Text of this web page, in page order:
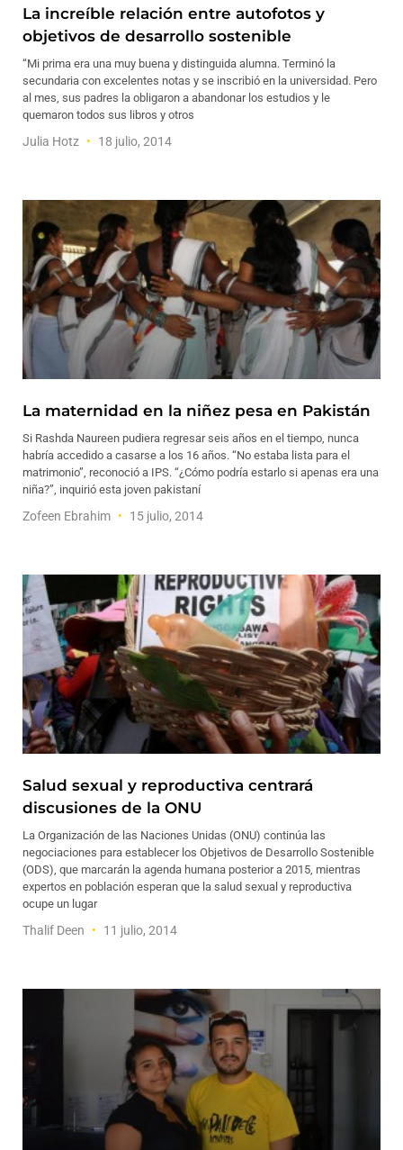
La increíble relación entre autofotos y
objetivos de desarrollo sostenible
“Mi prima era una muy buena y distinguida alumna. Terminó la
secundaria con excelentes notas y se inscribió en la universidad. Pero
al mes, sus padres la obligaron a abandonar los estudios y le
quemaron todos sus libros y otros
Julia Hotz 18 julio, 2014
La maternidad en la niñez pesa en Pakistán
Si Rashda Naureen pudiera regresar seis años en el tiempo, nunca
habría accedido a casarse a los 16 años. “No estaba lista para el
matrimonio”, reconoció a IPS. “¿Cómo podría estarlo si apenas era una
niña?”, inquirió esta joven pakistaní
Zofeen Ebrahim 15 julio, 2014
Salud sexual y reproductiva centrará
discusiones de la ONU
La Organización de las Naciones Unidas (ONU) continúa las
negociaciones para establecer los Objetivos de Desarrollo Sostenible
(ODS), que marcarán la agenda humana posterior a 2015, mientras
expertos en población esperan que la salud sexual y reproductiva
ocupe un lugar
Thalif Deen 11 julio, 2014